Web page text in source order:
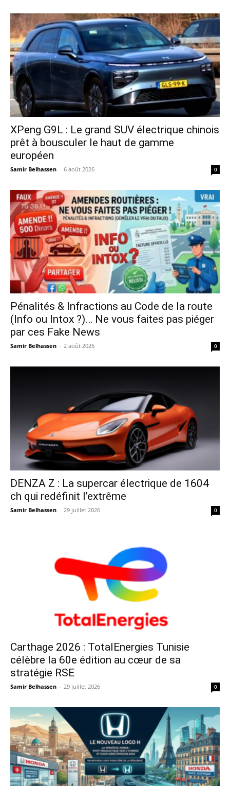
XPeng G9L : Le grand SUV électrique chinois
prêt à bousculer le haut de gamme
européen
Samir Belhassen - 6 août 2026 0
Pénalités & Infractions au Code de la route
(Info ou Intox ?)… Ne vous faites pas piéger
par ces Fake News
Samir Belhassen - 2 août 2026 0
DENZA Z : La supercar électrique de 1604
ch qui redéfinit l’extrême
Samir Belhassen - 29 juillet 2026 0
Carthage 2026 : TotalEnergies Tunisie
célèbre la 60e édition au cœur de sa
stratégie RSE
Samir Belhassen - 29 juillet 2026 0